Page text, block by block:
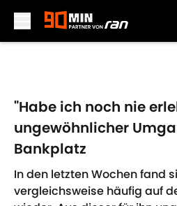
"Habe ich noch nie
ungewöhnlicher
Bankplatz
In den letzten Wochen fand
vergleichsweise häufig auf